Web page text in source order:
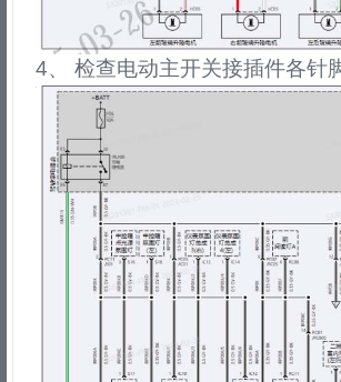
4、 检查电动主开关接插件各针